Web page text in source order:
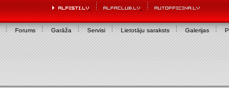
Forums Garāža Servisi Lietotāju saraksts Galerijas